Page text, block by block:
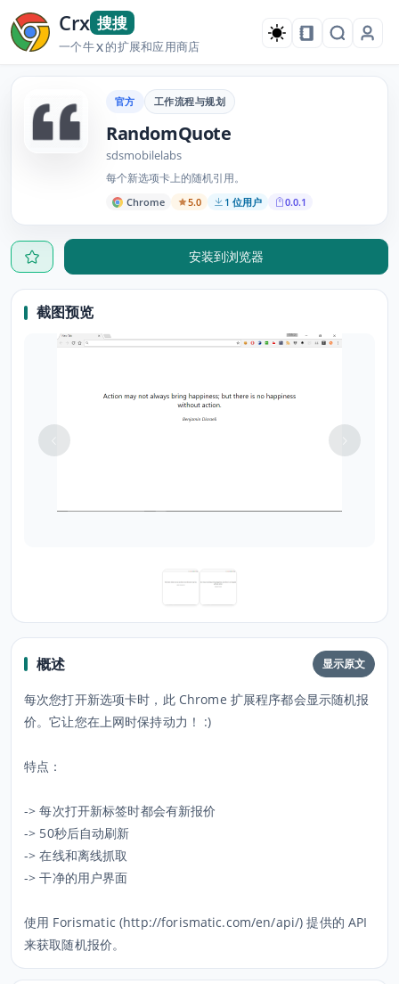
Crx 搜搜
一个牛X的扩展和应用商店
官方 工作流程与规划
RandomQuote
sdsmobilelabs
每个新选项卡上的随机引用。
Chrome 5.0 1 位用户 0.0.1
安装到浏览器
截图预览
概述 显示原文
每次您打开新选项卡时，此 Chrome 扩展程序都会显示随机报
价。它让您在上网时保持动力！ :)
特点：
-> 每次打开新标签时都会有新报价
-> 50秒后自动刷新
-> 在线和离线抓取
-> 干净的用户界面
使用 Forismatic (http://forismatic.com/en/api/) 提供的 API
来获取随机报价。